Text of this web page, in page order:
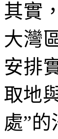
其實
大灣
安排
取地
處”